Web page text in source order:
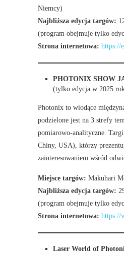
Niemcy)
Najbliższa edycja targów:
(program obejmuje tylko
Strona internetowa: https://
PHOTONIX SHOW
(tylko edycja w 2025
Photonix to wiodące
podzielone jest na 3 strefy
pomiarowo-analityczne.
Chiny, USA), którzy
zainteresowaniem wśród
Miejsce targów: Makuhari
Najbliższa edycja targów:
(program obejmuje tylko
Strona internetowa: https://
Laser World of